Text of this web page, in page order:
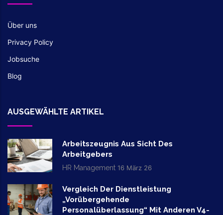
Über uns
Privacy Policy
Jobsuche
Blog
AUSGEWÄHLTE ARTIKEL
Arbeitszeugnis Aus Sicht Des
Arbeitgebers
HR Management 16 März 26
Vergleich Der Dienstleistung
„vorübergehende
Personalüberlassung“ Mit Anderen V4-